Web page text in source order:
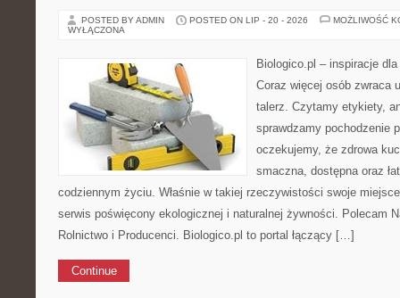
POSTED BY ADMIN POSTED ON LIP - 20 - 2026
MOŻLIWOŚĆ
WYŁĄCZONA
Biologico.pl – inspiracje
Coraz więcej osób zwraca
talerz. Czytamy etykiety,
sprawdzamy pochodzenie
oczekujemy, że zdrowa
smaczna, dostępna oraz
codziennym życiu. Właśnie w takiej rzeczywistości swoje
serwis poświęcony ekologicznej i naturalnej żywności. Polecam
Rolnictwo i Producenci. Biologico.pl to portal łączący […]
Continue